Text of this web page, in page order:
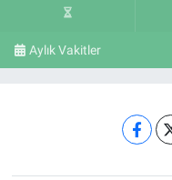
Aylık Vakitler